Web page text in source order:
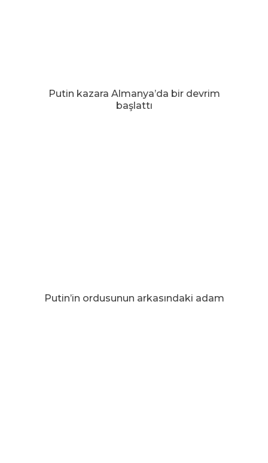
Putin kazara Almanya’da bir devrim
başlattı
Putin’in ordusunun arkasındaki adam